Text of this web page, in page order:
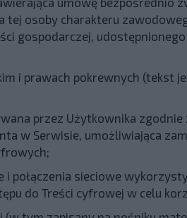
tej osoby charakteru
gospodarczej,
i prawach pokrewnych (tekst
przez Użytkownika zgodnie
w Serwisie, umożliwiająca
połączenia sieciowe
do Treści cyfrowej w celu